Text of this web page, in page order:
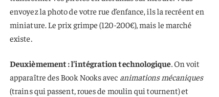
envoyez la photo de votre rue d’enfance, ils la recréent en
miniature. Le prix grimpe (120-200€), mais le marché
existe.
Deuxièmement : l’intégration technologique. On voit
apparaître des Book Nooks avec animations mécaniques
(trains qui passent, roues de moulin qui tournent) et